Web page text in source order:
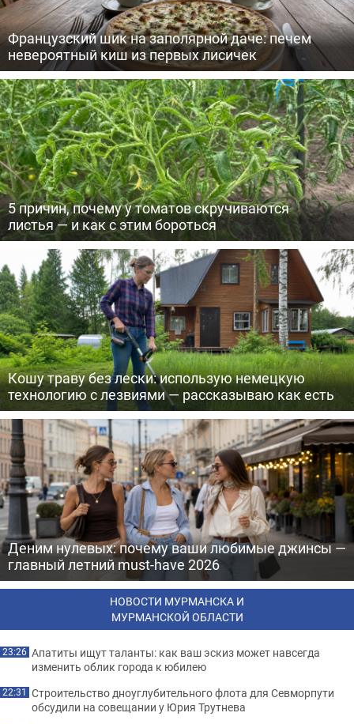
Французский шик на заполярной даче: печем
невероятный киш из первых лисичек
5 причин, почему у томатов скручиваются
листья — и как с этим бороться
Кошу траву без лески: использую немецкую
технологию с лезвиями — рассказываю как есть
Деним нулевых: почему ваши любимые джинсы —
главный летний must-have 2026
НОВОСТИ МУРМАНСКА И
МУРМАНСКОЙ ОБЛАСТИ
23:26 Апатиты ищут таланты: как ваш эскиз может навсегда
изменить облик города к юбилею
22:31 Строительство дноуглубительного флота для Севморпути
обсудили на совещании у Юрия Трутнева